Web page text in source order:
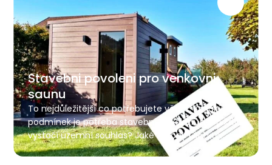
Stavebni povoleni pro venkovni
saunu
To nejdůležitější co potřebujete vědět. Za jakých
podmínek je potřeba stavební povolení, nebo kdy
vystačí územní souhlas? Jaké zákony ČR tyto
stavby řeší?